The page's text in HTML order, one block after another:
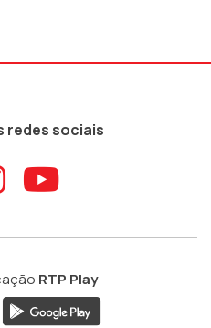
redes sociais
ao
Aceder ao
Aceder
RTP Play